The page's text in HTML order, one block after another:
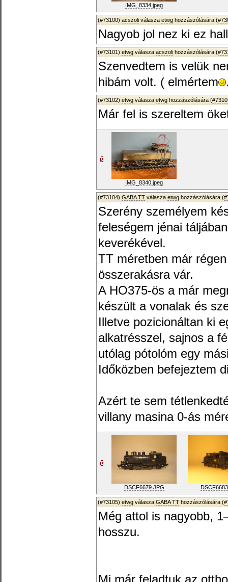
IMG_8334.jpeg
(#73100) acszoli válasza etwg hozzászólására (
Nagyob jol nez ki ez
(#73101) etwg válasza acszoli hozzászólására (
Szenvedtem is velük
hibám volt. ( elmértem
(#73102) etwg válasza etwg hozzászólására (
Már fel is szereltem
IMG_8340.jpeg
(#73104) GABA TT válasza etwg hozzászólására (
Szerény személyem
feleségem jénai
keverékével.
TT méretben már
összerakásra vár.
A HO375-ös a már
készült a vonalak és
Illetve pozicionáltan ki
alkatrésszel, sajnos a
utólag pótolóm egy
Időközben befejeztem
Azért te sem
villany masina 0-ás
DSCF6679.JPG
(#73105) etwg válasza GABA TT hozzászólására (
Még attol is nagyobb,
hosszu.